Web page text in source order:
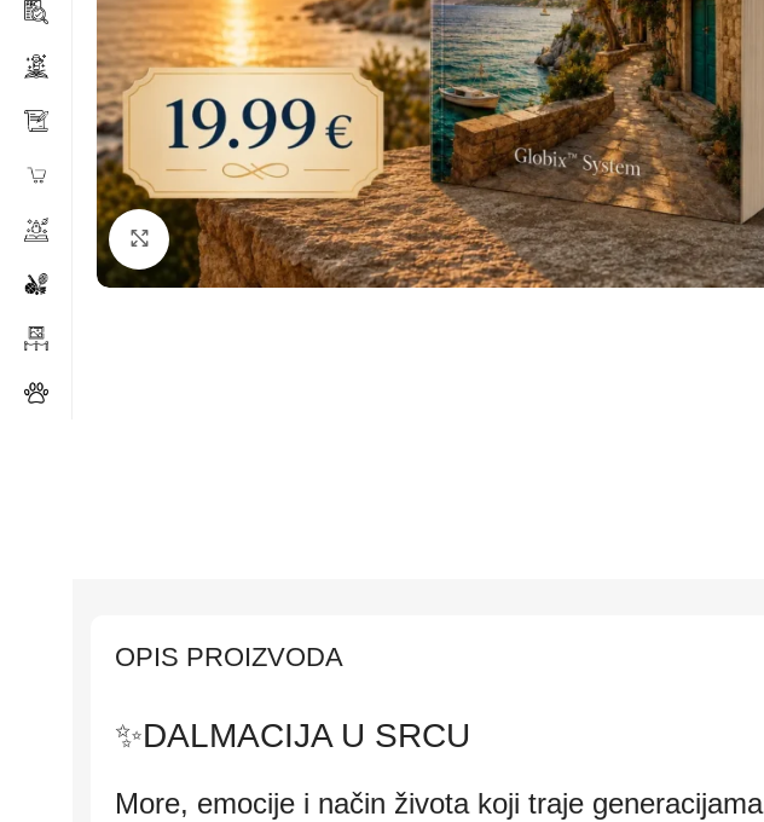
Klikni za povećanje
OPIS PROIZVODA
✨DALMACIJA U SRCU
More, emocije i način života koji traje generacijama